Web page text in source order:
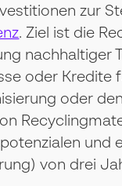
zur
. Ziel ist die
nachhaltiger
oder Kredite
oder
und
von drei